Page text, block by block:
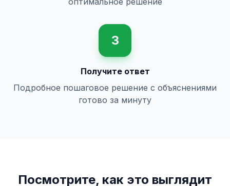
3
Получите ответ
Подробное пошаговое решение с объяснениями
готово за минуту
Посмотрите, как это выглядит